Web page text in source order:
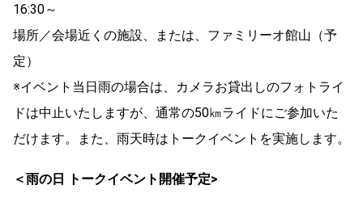
16:30～
場所／会場近くの施設、または、ファミリーオ館山（予
定）
※イベント当日雨の場合は、カメラお貸出しのフォトライ
ドは中止いたしますが、通常の50㎞ライドにご参加いた
だけます。また、雨天時はトークイベントを実施します。
＜雨の日 トークイベント開催予定>